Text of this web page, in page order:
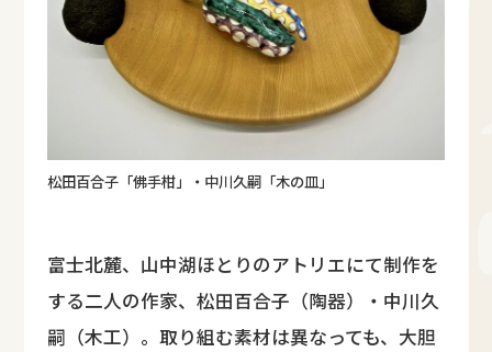
松田百合子「佛手柑」・中川久嗣「木の皿」
富士北麓、山中湖ほとりのアトリエにて制作を
する二人の作家、松田百合子（陶器）・中川久
嗣（木工）。取り組む素材は異なっても、大胆